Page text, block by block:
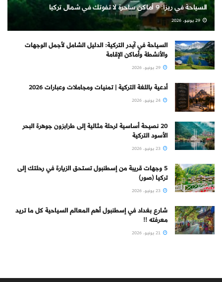
السياحة في ريزا: 9 أماكن ساحرة لا تفوتك في شمال تركيا
السياحة في آيدر التركية: الدليل الشامل لأجمل الوجهات
والأنشطة وأماكن الإقامة
أدعية باللغة التركية | تمنيات ومجاملات وعبارات 2026
20 نصيحة أساسية لرحلة مثالية إلى طرابزون جوهرة البحر
الأسود التركية
5 وجهات قريبة من إسطنبول تستحق الزيارة في رحلتك إلى
تركيا (صور)
شارع بغداد في إسطنبول أهم المعالم السياحية كل ما تريد
معرفته !!